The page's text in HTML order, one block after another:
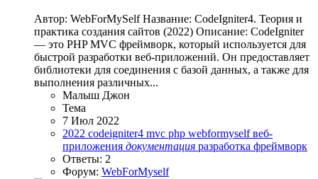
Автор: WebForMySelf Название: CodeIgniter4. Теория и
практика создания сайтов (2022) Описание: CodeIgniter
— это PHP MVC фреймворк, который используется для
быстрой разработки веб-приложений. Он предоставляет
библиотеки для соединения с базой данных, а также для
выполнения различных...
Малыш Джон
Тема
7 Июл 2022
2022 codeigniter4 mvc php webformyselfвеб-
приложения документация разработка фреймворк
Ответы: 2
Форум: WebForMyself